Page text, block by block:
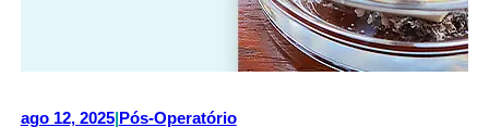
ago 12, 2025| Pós-Operatório